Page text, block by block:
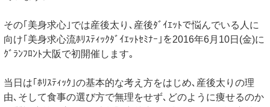
その｢美身求心｣では産後太り､産後ﾀﾞｲｴｯﾄで悩んでいる人に
向け｢美身求心流ﾎﾘｽﾃｨｯｸﾀﾞｲｴｯﾄｾﾐﾅｰ｣を2016年6月10日(金)に
ｸﾞﾗﾝﾌﾛﾝﾄ大阪で初開催します｡
当日は｢ﾎﾘｽﾃｨｯｸ｣の基本的な考え方をはじめ､産後太りの理
由､そして食事の選び方で無理をせず､どのように痩せるのか